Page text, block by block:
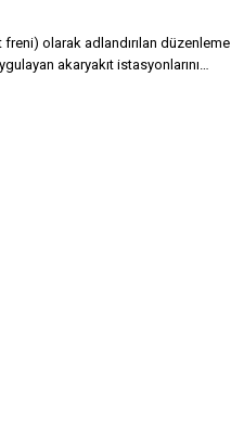
olarak adlandırılan düzenleme
akaryakıt istasyonlarını…